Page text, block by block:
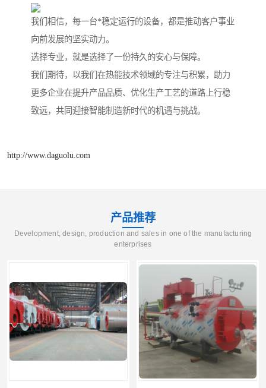
我们相信，每一台*稳定运行的设备，都是推动客户事业
向前发展的坚实动力。
选择专业，就是选择了一份持久的安心与保障。
我们期待，以我们在热能技术领域的专注与积累，助力
更多企业在提升产品品质、优化生产工艺的道路上行稳
致远，共同迎接智能制造新时代的机遇与挑战。
http://www.daguolu.com
产品推荐
Development, design, production and sales in one of the manufacturing
enterprises